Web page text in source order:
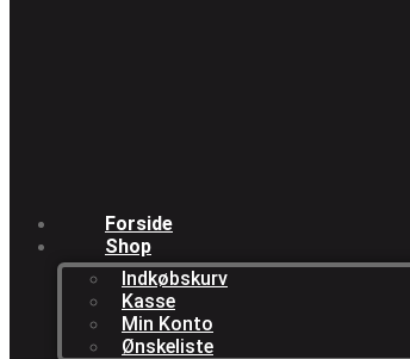
Forside
Shop
Indkøbskurv
Kasse
Min Konto
Ønskeliste